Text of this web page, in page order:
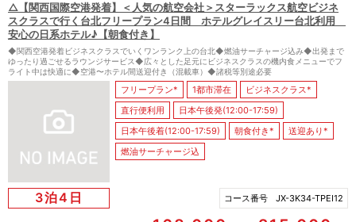
△【関西国際空港発着】＜人気の航空会社＞スターラックス航空ビジネ
スクラスで行く台北フリープラン4日間 ホテルグレイスリー台北利用
安心の日系ホテル♪【朝食付き】
◆関西空港発着ビジネスクラスでいくワンランク上の台北◆燃油サーチャージ込み◆出発まで
ゆったり過ごせるラウンジサービス◆広々とした足元にビジネスクラスの機内食メニューでフ
ライト中は快適に◆空港〜ホテル間送迎付き（混載車）◆諸税等別途必要
フリープラン* 1都市滞在
ビジネスクラス*
直行便利用
日本午後発(12:00-17:59)
日本午後着(12:00-17:59)
朝食付き*
送迎あり*
燃油サーチャージ込
3泊4日 コース番号 JX-3K34-TPEI12